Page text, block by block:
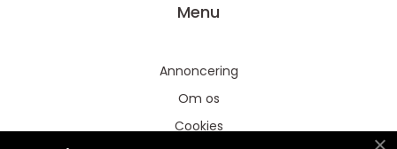
Menu
Annoncering
Om os
Cookies